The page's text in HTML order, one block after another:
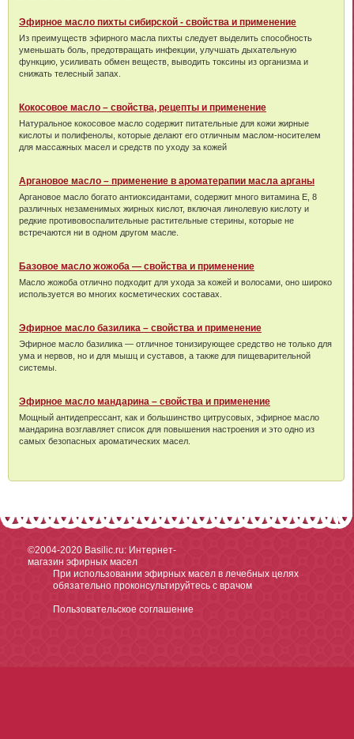
Эфирное масло пихты сибирской - свойства и применение
Из преимуществ эфирного масла пихты следует выделить способность
уменьшать боль, предотвращать инфекции, улучшать дыхательную
функцию, усиливать обмен веществ, выводить токсины из организма и
снижать телесный запах.
Кокосовое масло – свойства, рецепты и применение
Натуральное кокосовое масло содержит питательные для кожи жирные
кислоты и полифенолы, которые делают его отличным маслом-носителем
для массажных масел и средств по уходу за кожей
Аргановое масло – применение в ароматерапии масла арганы
Аргановое масло богато антиоксидантами, содержит много витамина Е, 8
различных незаменимых жирных кислот, включая линолевую кислоту и
редкие противовоспалительные растительные стерины, которые не
встречаются ни в одном другом масле.
Базовое масло жожоба — свойства и применение
Масло жожоба отлично подходит для ухода за кожей и волосами, оно широко
используется во многих косметических составах.
Эфирное масло базилика – свойства и применение
Эфирное масло базилика — отличное тонизирующее средство не только для
ума и нервов, но и для мышц и суставов, а также для пищеварительной
системы.
Эфирное масло мандарина – свойства и применение
Мощный антидепрессант, как и большинство цитрусовых, эфирное масло
мандарина возглавляет список для повышения настроения и это одно из
самых безопасных ароматических масел.
©2004-2020 Basilic.ru: Интернет-
магазин эфирных масел
При использовании эфирных масел в лечебных целях
обязательно проконсультируйтесь с врачом
Пользовательское соглашение